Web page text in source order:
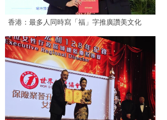
香港：最多人同時寫「福」字推廣讚美文化